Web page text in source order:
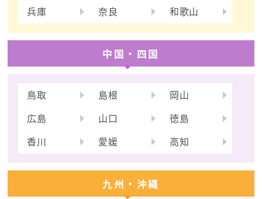
兵庫
奈良 和歌山
中国・四国
鳥取 島根
岡山
広島
山口
徳島
香川
愛媛 高知
九州・沖縄